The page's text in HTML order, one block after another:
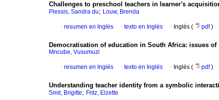
Challenges to preschool teachers in learner's
Plessis, Sandra du; Louw, Brenda
· resumen en Inglés · texto en Inglés · Inglés ( pdf)
Democratisation of education in South Africa: issues of
Mncube, Vusumuzi
· resumen en Inglés · texto en Inglés · Inglés ( pdf)
Understanding teacher identity from a symbolic
Smit, Brigitte; Fritz, Elzette